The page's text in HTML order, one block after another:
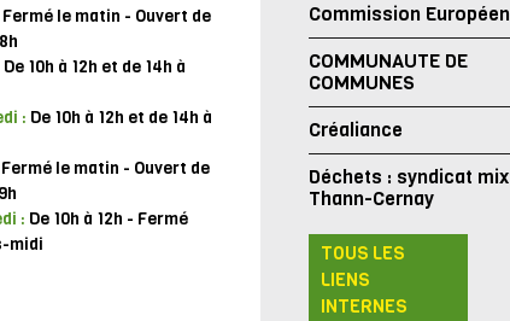
Fermé le matin - Ouvert de
De 10h à 12h et de 14h à
: De 10h à 12h et de 14h à
Fermé le matin - Ouvert de
: De 10h à 12h - Fermé
midi
Commission
COMMUNAUTE DE
COMMUNES
Créaliance
Déchets : syndicat
Thann-Cernay
TOUS LES
LIENS
INTERNES